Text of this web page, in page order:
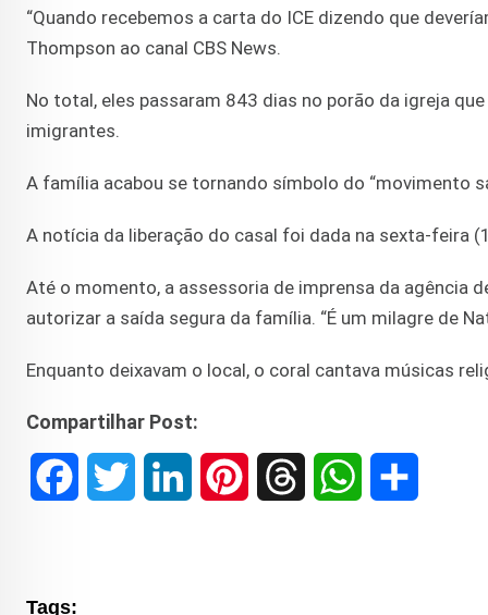
“Quando recebemos a carta do ICE dizendo que
Thompson ao canal CBS News.
No total, eles passaram 843 dias no porão da igreja
imigrantes.
A família acabou se tornando símbolo do “movimento
A notícia da liberação do casal foi dada na sexta-feira
Até o momento, a assessoria de imprensa da agência
autorizar a saída segura da família. “É um milagre de
Enquanto deixavam o local, o coral cantava músicas
Compartilhar Post:
Tags: